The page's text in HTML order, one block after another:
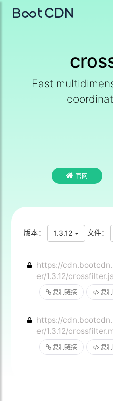
Fast
官网
版本： 1.3.12 文件：
复制链接 复
https://
er/1.3.12/crossfilter.js
复制链接 复
https://
er/1.3.12/